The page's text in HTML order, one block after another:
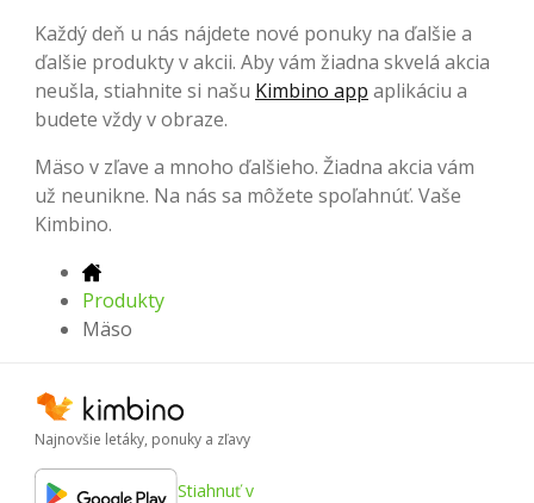
Každý deň u nás nájdete nové ponuky na ďalšie a
ďalšie produkty v akcii. Aby vám žiadna skvelá akcia
neušla, stiahnite si našu Kimbino app aplikáciu a
budete vždy v obraze.
Mäso v zľave a mnoho ďalšieho. Žiadna akcia vám
už neunikne. Na nás sa môžete spoľahnúť. Vaše
Kimbino.
Produkty
Mäso
Najnovšie letáky, ponuky a zľavy
Stiahnuť v